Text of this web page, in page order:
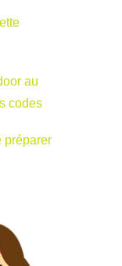
au
codes
préparer